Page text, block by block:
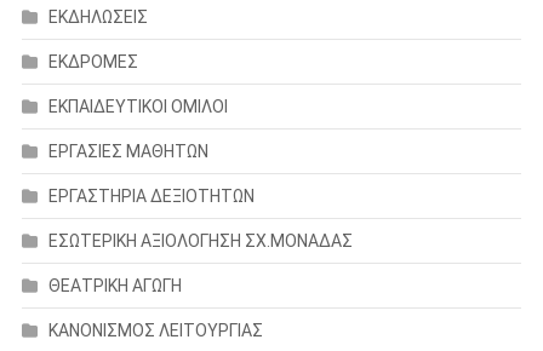
ΕΚΔΗΛΩΣΕΙΣ
ΕΚΔΡΟΜΕΣ
ΕΚΠΑΙΔΕΥΤΙΚΟΙ ΟΜΙΛΟΙ
ΕΡΓΑΣΙΕΣ ΜΑΘΗΤΩΝ
ΕΡΓΑΣΤΗΡΙΑ ΔΕΞΙΟΤΗΤΩΝ
ΕΣΩΤΕΡΙΚΗ ΑΞΙΟΛΟΓΗΣΗ ΣΧ.ΜΟΝΑΔΑΣ
ΘΕΑΤΡΙΚΗ ΑΓΩΓΗ
ΚΑΝΟΝΙΣΜΟΣ ΛΕΙΤΟΥΡΓΙΑΣ